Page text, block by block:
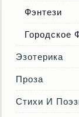
Фэнтези
Городское
Эзотерика
Проза
Стихи И